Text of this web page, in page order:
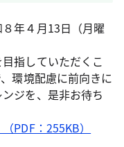
年４月13日（月曜
指していただくこ
環境配慮に前向きに
ジを、是非お待ち
PDF：255KB）